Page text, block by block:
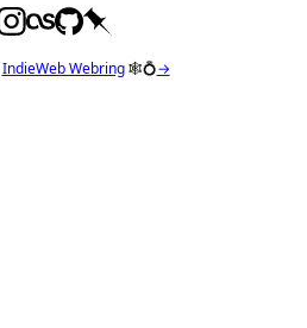
IndieWeb Webring🕸💍→